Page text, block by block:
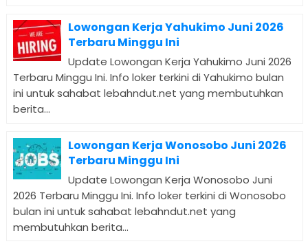
Lowongan Kerja Yahukimo Juni 2026
Terbaru Minggu Ini
Update Lowongan Kerja Yahukimo Juni 2026
Terbaru Minggu Ini. Info loker terkini di Yahukimo bulan
ini untuk sahabat lebahndut.net yang membutuhkan
berita...
Lowongan Kerja Wonosobo Juni 2026
Terbaru Minggu Ini
Update Lowongan Kerja Wonosobo Juni
2026 Terbaru Minggu Ini. Info loker terkini di Wonosobo
bulan ini untuk sahabat lebahndut.net yang
membutuhkan berita...